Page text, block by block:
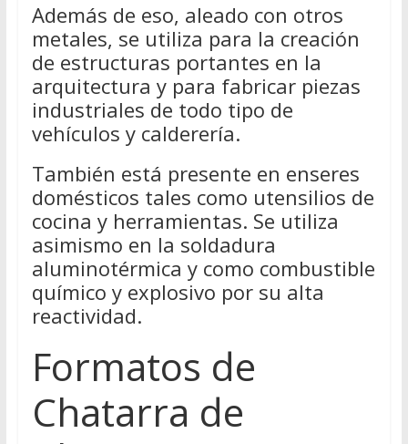
Además de eso, aleado con otros
metales, se utiliza para la creación
de estructuras portantes en la
arquitectura y para fabricar piezas
industriales de todo tipo de
vehículos y calderería.
También está presente en enseres
domésticos tales como utensilios de
cocina y herramientas. Se utiliza
asimismo en la soldadura
aluminotérmica y como combustible
químico y explosivo por su alta
reactividad.
Formatos de
Chatarra de